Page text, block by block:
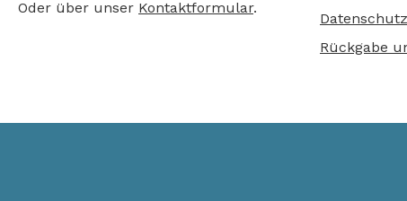
Oder über unser Kontaktformular.
Datenschutz
Rückgabe